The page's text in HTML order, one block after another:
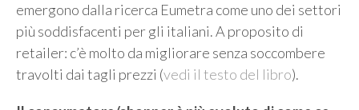
emergono dalla ricerca Eumetra come uno dei settori
più soddisfacenti per gli italiani. A proposito di
retailer: c’è molto da migliorare senza soccombere
travolti dai tagli prezzi (vedi il testo del libro).